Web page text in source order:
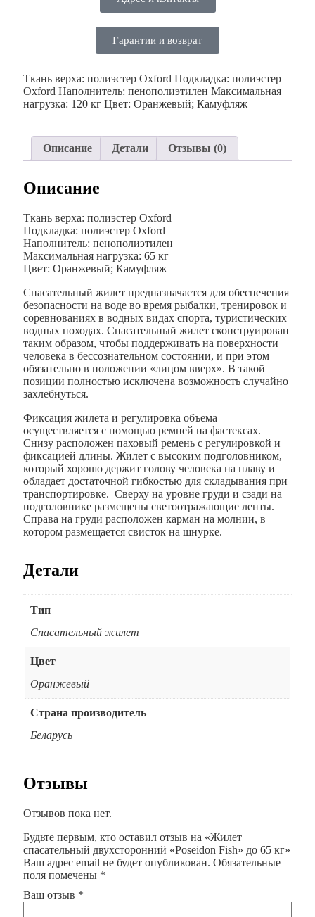
Гарантии и возврат
Ткань верха: полиэстер Oxford Подкладка: полиэстер
Oxford Наполнитель: пенополиэтилен Максимальная
нагрузка: 120 кг Цвет: Оранжевый; Камуфляж
Описание Детали Отзывы (0)
Описание
Ткань верха: полиэстер Oxford
Подкладка: полиэстер Oxford
Наполнитель: пенополиэтилен
Максимальная нагрузка: 65 кг
Цвет: Оранжевый; Камуфляж
Спасательный жилет предназначается для обеспечения
безопасности на воде во время рыбалки, тренировок и
соревнованиях в водных видах спорта, туристических
водных походах. Спасательный жилет сконструирован
таким образом, чтобы поддерживать на поверхности
человека в бессознательном состоянии, и при этом
обязательно в положении «лицом вверх». В такой
позиции полностью исключена возможность случайно
захлебнуться.
Фиксация жилета и регулировка объема
осуществляется с помощью ремней на фастексах.
Снизу расположен паховый ремень с регулировкой и
фиксацией длины. Жилет с высоким подголовником,
который хорошо держит голову человека на плаву и
обладает достаточной гибкостью для складывания при
транспортировке. Сверху на уровне груди и сзади на
подголовнике размещены светоотражающие ленты.
Справа на груди расположен карман на молнии, в
котором размещается свисток на шнурке.
Детали
Тип
Спасательный жилет
Цвет
Оранжевый
Страна производитель
Беларусь
Отзывы
Отзывов пока нет.
Будьте первым, кто оставил отзыв на «Жилет
спасательный двухсторонний «Poseidon Fish» до 65 кг»
Ваш адрес email не будет опубликован. Обязательные
поля помечены *
Ваш отзыв *